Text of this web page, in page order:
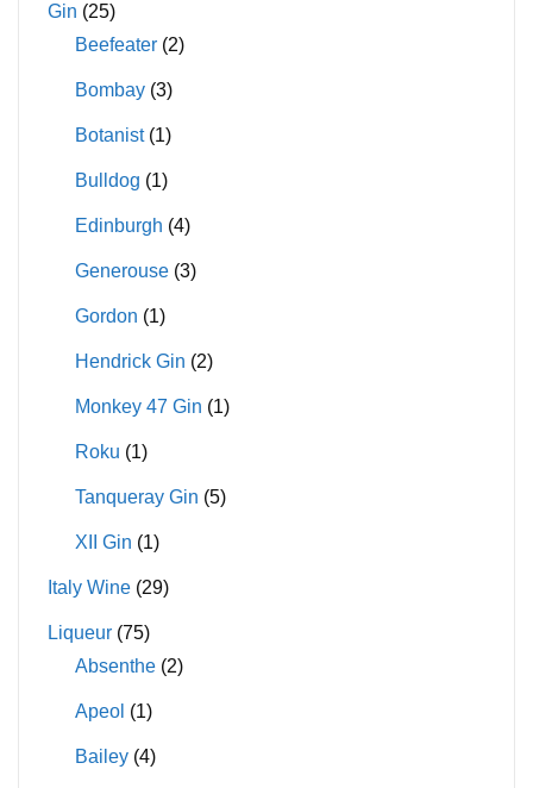
Gin (25)
Beefeater (2)
Bombay (3)
Botanist (1)
Bulldog (1)
Edinburgh (4)
Generouse (3)
Gordon (1)
Hendrick Gin (2)
Monkey 47 Gin (1)
Roku (1)
Tanqueray Gin (5)
XII Gin (1)
Italy Wine (29)
Liqueur (75)
Absenthe (2)
Apeol (1)
Bailey (4)